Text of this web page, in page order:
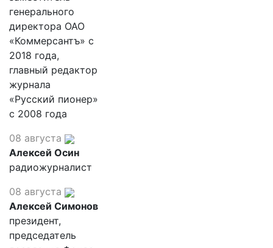
генерального
директора ОАО
«Коммерсантъ» с
2018 года,
главный редактор
журнала
«Русский пионер»
с 2008 года
08 августа
Алексей Осин
радиожурналист
08 августа
Алексей Симонов
президент,
председатель